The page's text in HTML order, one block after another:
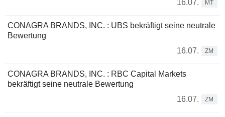
16.07.
MT
CONAGRA BRANDS, INC. : UBS bekräftigt seine neutrale
Bewertung
16.07.
ZM
CONAGRA BRANDS, INC. : RBC Capital Markets
bekräftigt seine neutrale Bewertung
16.07.
ZM